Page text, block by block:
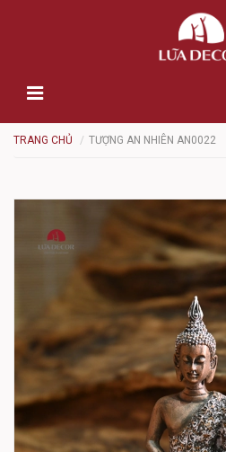
TRANG CHỦ TƯỢNG AN NHIÊN AN0022